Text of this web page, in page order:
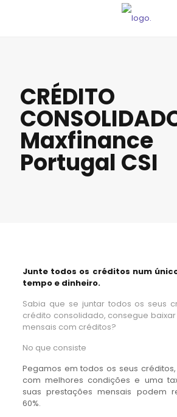
CRÉDITO
Maxfinance
Portugal CSI
Junte todos os créditos num
tempo e dinheiro.
Sabia que se juntar todos os seus
crédito consolidado, consegue
mensais com créditos?
No que consiste
Pegamos em todos os seus
com melhores condições e uma
suas prestações mensais podem
60%.